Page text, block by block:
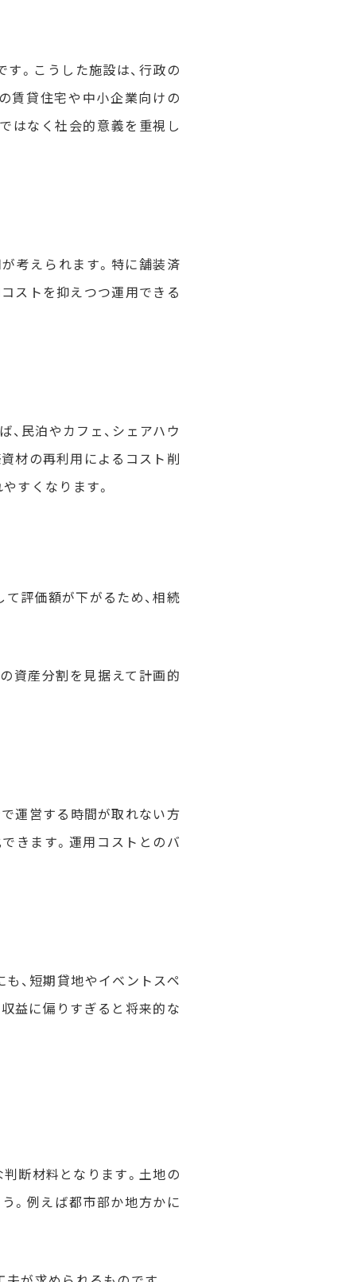
。こうした施設は、行政の
賃貸住宅や中小企業向けの
はなく社会的意義を重視し
考えられます。特に舗装済
ストを抑えつつ運用できる
民泊やカフェ、シェアハウ
材の再利用によるコスト削
すくなります。
評価額が下がるため、相続
資産分割を見据えて計画的
で運営する時間が取れない方
きます。運用コストとのバ
、短期貸地やイベントスペ
益に偏りすぎると将来的な
断材料となります。土地の
。例えば都市部か地方かに